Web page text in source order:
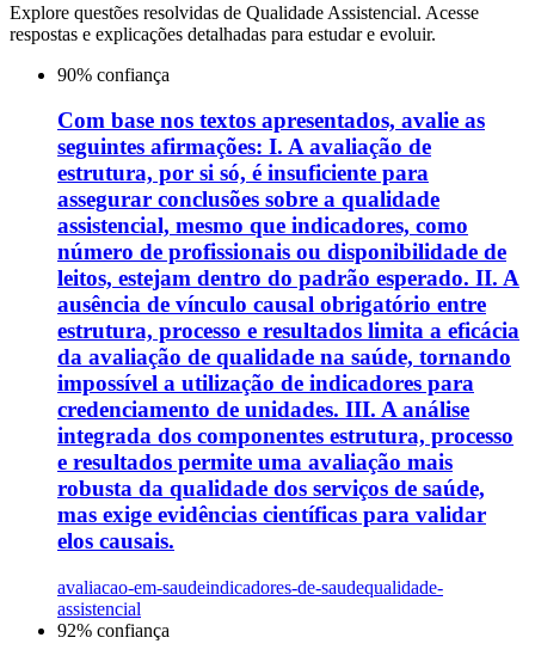
Explore questões resolvidas de Qualidade Assistencial. Acesse
respostas e explicações detalhadas para estudar e evoluir.
90% confiança
Com base nos textos apresentados, avalie as
seguintes afirmações: I. A avaliação de
estrutura, por si só, é insuficiente para
assegurar conclusões sobre a qualidade
assistencial, mesmo que indicadores, como
número de profissionais ou disponibilidade de
leitos, estejam dentro do padrão esperado. II. A
ausência de vínculo causal obrigatório entre
estrutura, processo e resultados limita a eficácia
da avaliação de qualidade na saúde, tornando
impossível a utilização de indicadores para
credenciamento de unidades. III. A análise
integrada dos componentes estrutura, processo
e resultados permite uma avaliação mais
robusta da qualidade dos serviços de saúde,
mas exige evidências científicas para validar
elos causais.
avaliacao-em-saudeindicadores-de-saudequalidade-
assistencial
92% confiança